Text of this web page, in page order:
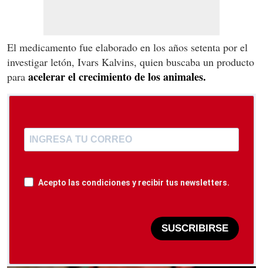
El medicamento fue elaborado en los años setenta por el
investigar letón, Ivars Kalvins, quien buscaba un producto
para acelerar el crecimiento de los animales.
Acepto las condiciones y recibir tus newsletters.
SUSCRIBIRSE